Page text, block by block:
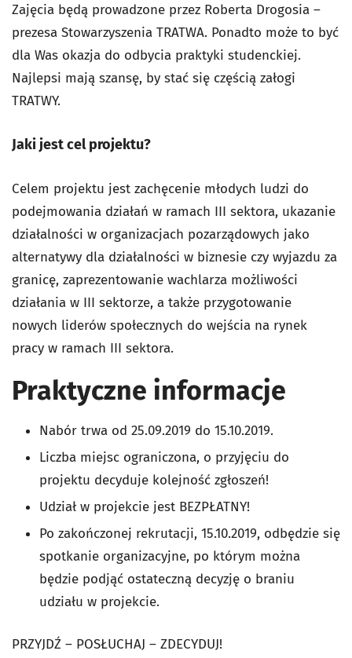
Zajęcia będą prowadzone przez Roberta Drogosia –
prezesa Stowarzyszenia TRATWA. Ponadto może to być
dla Was okazja do odbycia praktyki studenckiej.
Najlepsi mają szansę, by stać się częścią załogi
TRATWY.
Jaki jest cel projektu?
Celem projektu jest zachęcenie młodych ludzi do
podejmowania działań w ramach III sektora, ukazanie
działalności w organizacjach pozarządowych jako
alternatywy dla działalności w biznesie czy wyjazdu za
granicę, zaprezentowanie wachlarza możliwości
działania w III sektorze, a także przygotowanie
nowych liderów społecznych do wejścia na rynek
pracy w ramach III sektora.
Praktyczne informacje
Nabór trwa od 25.09.2019 do 15.10.2019.
Liczba miejsc ograniczona, o przyjęciu do
projektu decyduje kolejność zgłoszeń!
Udział w projekcie jest BEZPŁATNY!
Po zakończonej rekrutacji, 15.10.2019, odbędzie się
spotkanie organizacyjne, po którym można
będzie podjąć ostateczną decyzję o braniu
udziału w projekcie.
PRZYJDŹ – POSŁUCHAJ – ZDECYDUJ!